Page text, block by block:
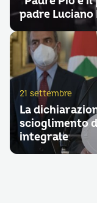
padre
21 settembre
La
scioglimento
integrale